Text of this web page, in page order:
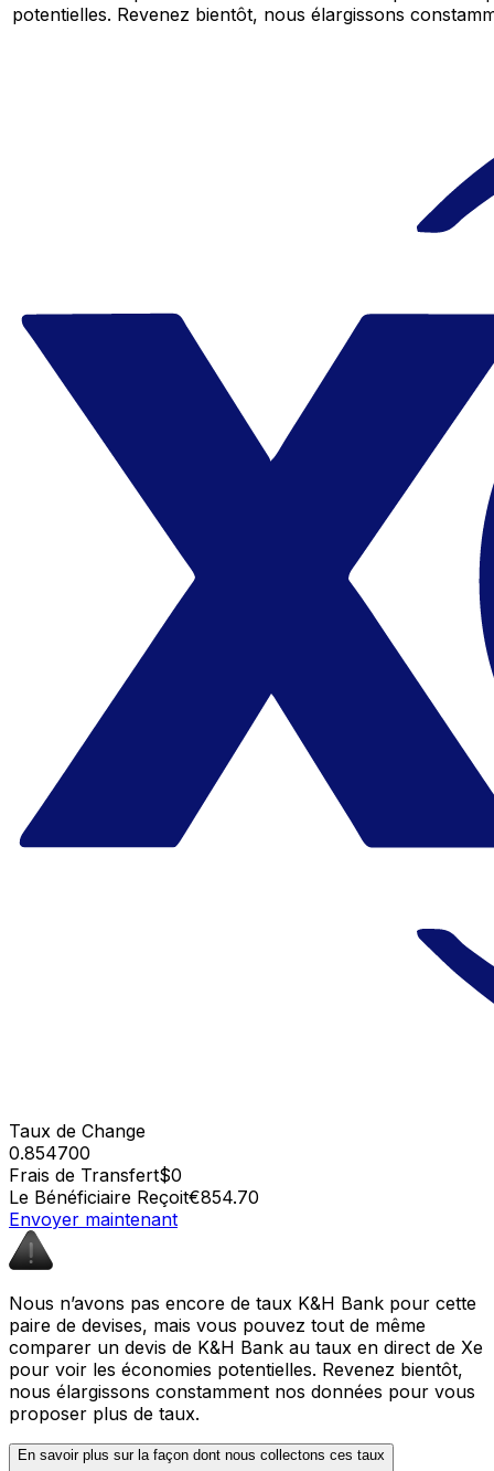
potentielles. Revenez bientôt, nous élargissons
Taux de Change
0.854700
Frais de Transfert$0
Le Bénéficiaire Reçoit€854.70
Envoyer maintenant
Nous n’avons pas encore de taux K&H Bank pour cette
paire de devises, mais vous pouvez tout de même
comparer un devis de K&H Bank au taux en direct de Xe
pour voir les économies potentielles. Revenez bientôt,
nous élargissons constamment nos données pour vous
proposer plus de taux.
En savoir plus sur la façon dont nous collectons ces taux